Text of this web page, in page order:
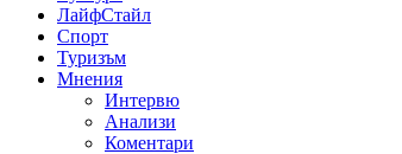
ЛайфСтайл
Спорт
Туризъм
Мнения
Интервю
Анализи
Коментари